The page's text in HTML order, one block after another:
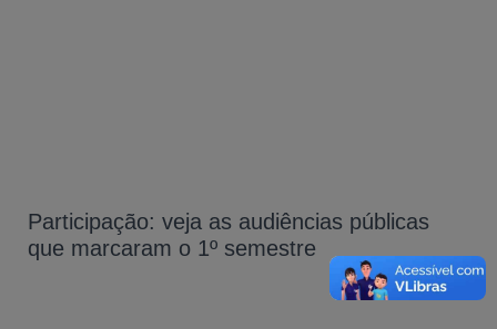
Participação: veja as audiências públicas
que marcaram o 1º semestre